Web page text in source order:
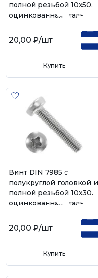
полной резьбой 10х50,
оцинкованная сталь
20,00 ₽/шт
Купить
Винт DIN 7985 с
полукруглой головкой и
полной резьбой 10х30,
оцинкованная сталь
20,00 ₽/шт
Купить